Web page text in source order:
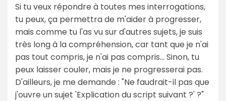
Si tu veux répondre à toutes mes interrogations,
tu peux, ça permettra de m'aider à progresser,
mais comme tu l'as vu sur d'autres sujets, je suis
très long à la compréhension, car tant que je n'ai
pas tout compris, je n'ai pas compris... Sinon, tu
peux laisser couler, mais je ne progresserai pas.
D'ailleurs, je me demande : "Ne faudrait-il pas que
j'ouvre un sujet 'Explication du script suivant ?' ?"